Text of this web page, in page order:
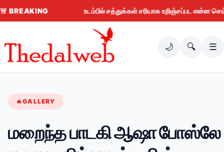
🚨BREAKING உடம்பில் சத்துக்கள் சரியாக உறிஞ்சப்பட என்ன செய்ய
🌙 🔍 ☰
🔥GALLERY
மறைந்த பாடகி ஆஷா போஸ்லே